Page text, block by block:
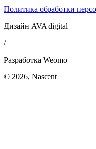
Политика обработки
Дизайн AVA digital
/
Разработка Weomo
© 2026, Nascent